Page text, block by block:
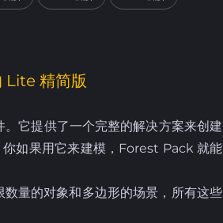
Lite 精简版
它提供了一个完整的解决方案来创建
如果用它来建模，Forest Pack 就能
量的对象和多边形的场景，所有这些